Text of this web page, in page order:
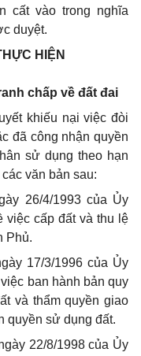
cất vào trong nghĩa
duyệt.
HIỆN
chấp về đất đai
yết khiếu nạiviệc đòi
đã công nhận quyền
sử dụng theo hạn
văn bản sau:
26/4/1993 của Ủy
việc cấp đất và thu lệ
Phủ.
17/3/1996 của Ủy
ban hành bản quy
và thẩm quyền giao
quyền sử dụng đất.
22/8/1998 của Ủy